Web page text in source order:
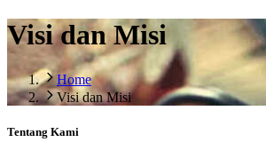
Visi dan Misi
Home
Visi dan Misi
Tentang Kami